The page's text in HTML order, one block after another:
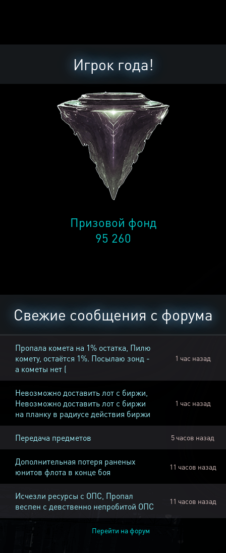
Игрок года!
Призовой фонд
95 260
Свежие сообщения с форума
Пропала комета на 1% остатка, Пилю
комету, остаётся 1%. Посылаю зонд -
а кометы нет (
1 час назад
Невозможно доставить лот с биржи,
Невозможно доставить лот с биржи
на планку в радиусе действия биржи
1 час назад
Передача предметов 5 часов назад
Дополнительная потеря раненых
юнитов флота в конце боя
11 часов назад
Исчезли ресурсы с ОПС, Пропал
веспен с девственно непробитой ОПС
11 часов назад
Перейти на форум